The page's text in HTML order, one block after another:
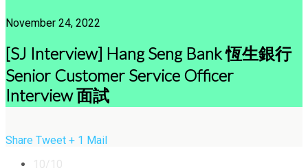
November 24, 2022
[SJ Interview] Hang Seng Bank 恆生銀行
Senior Customer Service Officer
Interview 面試
Share Tweet + 1 Mail
10/10